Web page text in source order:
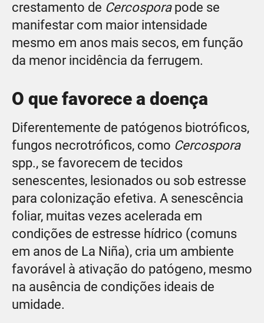
crestamento de Cercosporapode se
manifestar com maior intensidade
mesmo em anos mais secos, em função
da menor incidência da ferrugem.
O que favorece a doença
Diferentemente de patógenos biotróficos,
fungos necrotróficos, como Cercospora
spp., se favorecem de tecidos
senescentes, lesionados ou sob estresse
para colonização efetiva. A senescência
foliar, muitas vezes acelerada em
condições de estresse hídrico (comuns
em anos de La Niña), cria um ambiente
favorável à ativação do patógeno, mesmo
na ausência de condições ideais de
umidade.